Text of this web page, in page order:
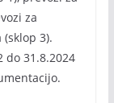
za
3).
do 31.8.2024